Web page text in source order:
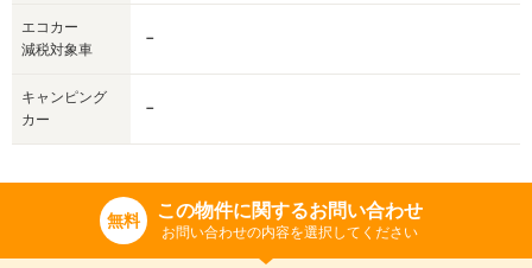
エコカー
減税対象車
－
キャンピング
カー
－
無料 この物件に関するお問い合わせ
お問い合わせの内容を選択してください